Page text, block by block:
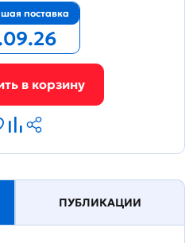
поставка
ПУБЛИКАЦИИ